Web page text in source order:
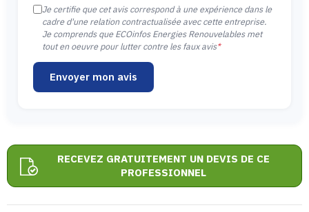
Je certifie que cet avis correspond à une expérience dans le
cadre d'une relation contractualisée avec cette entreprise.
Je comprends que ECOinfos Energies Renouvelables met
tout en oeuvre pour lutter contre les faux avis*
Envoyer mon avis
RECEVEZ GRATUITEMENT UN DEVIS DE CE
PROFESSIONNEL